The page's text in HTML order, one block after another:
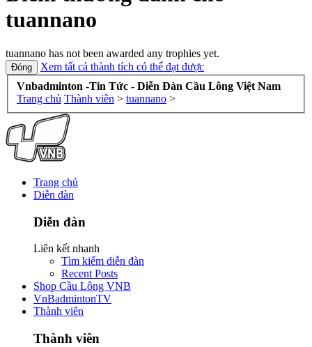
tuannano
tuannano has not been awarded any trophies yet.
Xem tất cả thành tích có thể đạt được
Vnbadminton -Tin Tức - Diễn Đàn Cầu Lông Việt Nam
Trang chủ Thành viên > tuannano >
Trang chủ
Diễn đàn
Diễn đàn
Liên kết nhanh
Tìm kiếm diễn đàn
Recent Posts
Shop Cầu Lông VNB
VnBadmintonTV
Thành viên
Thành viên